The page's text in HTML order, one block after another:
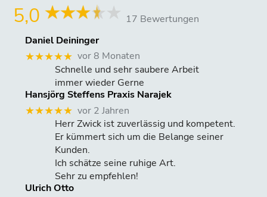
5,0
17 Bewertungen
Daniel Deininger
★★★★★ vor 8 Monaten
Schnelle und sehr saubere Arbeit
immer wieder Gerne
Hansjörg Steffens Praxis Narajek
★★★★★ vor 2 Jahren
Herr Zwick ist zuverlässig und kompetent.
Er kümmert sich um die Belange seiner
Kunden.
Ich schätze seine ruhige Art.
Sehr zu empfehlen!
Ulrich Otto